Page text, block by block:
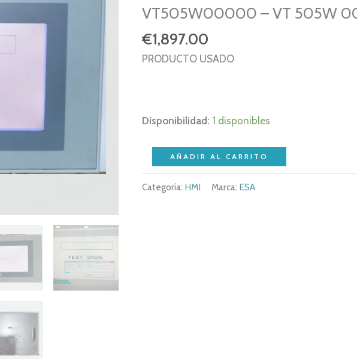
VT505W00000 – VT 505W
€1,897.00
PRODUCTO USADO
Disponibilidad: 1 disponibles
VT505W
REV:
AÑADIR AL CARRITO
Categoría: HMI Marca: ESA